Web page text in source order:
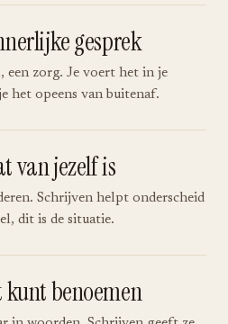
gesprek
een zorg. Je voert het in je
het opeens van buitenaf.
van jezelf is
Schrijven helpt onderscheid
dit is de situatie.
benoemen